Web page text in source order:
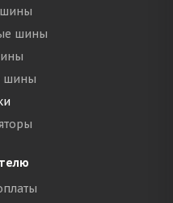
шины
шины